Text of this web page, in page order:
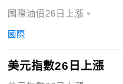
國際油價26日上漲。
國際
美元指數26日上漲